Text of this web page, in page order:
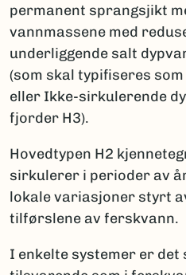
permanent sprangsjikt
vannmassene med
underliggende salt
(som skal typifiseres
eller Ikke-sirkulerende
fjorder H3).
Hovedtypen H2
sirkulerer i perioder av
lokale variasjoner styrt
tilførslene av ferskvann.
I enkelte systemer er